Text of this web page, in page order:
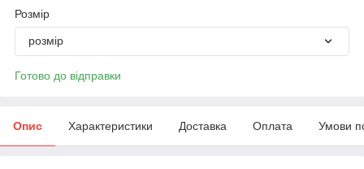
Розмір
розмір
Готово до відправки
Опис Характеристики Доставка Оплата Умови